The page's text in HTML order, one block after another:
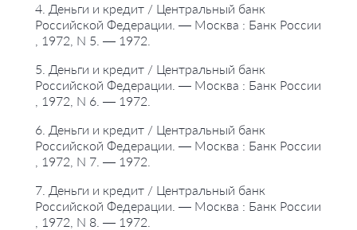
4. Деньги и кредит / Центральный банк
Российской Федерации. — Москва : Банк России
, 1972, N 5. — 1972.
5. Деньги и кредит / Центральный банк
Российской Федерации. — Москва : Банк России
, 1972, N 6. — 1972.
6. Деньги и кредит / Центральный банк
Российской Федерации. — Москва : Банк России
, 1972, N 7. — 1972.
7. Деньги и кредит / Центральный банк
Российской Федерации. — Москва : Банк России
, 1972, N 8. — 1972.